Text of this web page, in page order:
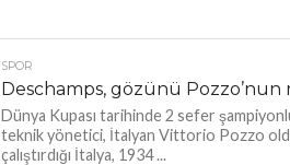
SPOR
Deschamps, gözünü
Dünya Kupası tarihinde 2 sefer
teknik yönetici, İtalyan Vittorio Pozzo
çalıştırdığı İtalya, 1934 ...